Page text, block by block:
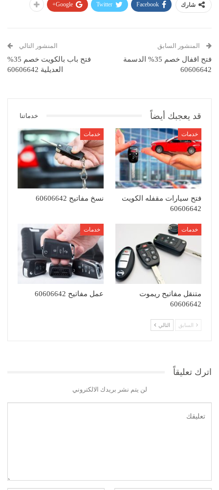
شارك Facebook
Twitter
Google+
المنشور السابق
فتح اقفال خصم 35% الدسمة
60606642
المنشور التالي
فتح باب بالكويت خصم 35%
العديلية 60606642
قد يعجبك أيضاً خدماتنا
خدمات
فتح سيارات مقفله الكويت
60606642
خدمات
نسخ مفاتيح 60606642
خدمات
متنقل مفاتيح ريموت
60606642
خدمات
عمل مفاتيح 60606642
السابق التالي
اترك تعليقاً
لن يتم نشر بريدك الالكتروني